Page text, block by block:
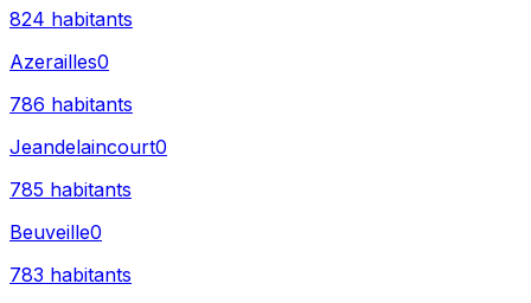
824 habitants
Azerailles0
786 habitants
Jeandelaincourt0
785 habitants
Beuveille0
783 habitants